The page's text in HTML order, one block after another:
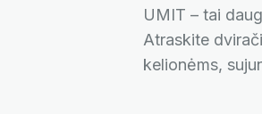
UMIT – tai
Atraskite
kelionėms,